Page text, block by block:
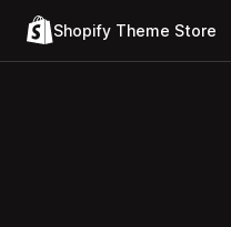
Shopify Theme Store